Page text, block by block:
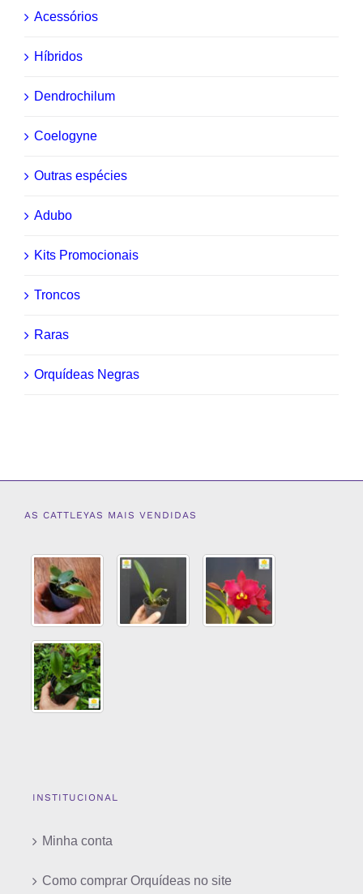
Acessórios
Híbridos
Dendrochilum
Coelogyne
Outras espécies
Adubo
Kits Promocionais
Troncos
Raras
Orquídeas Negras
AS CATTLEYAS MAIS VENDIDAS
INSTITUCIONAL
Minha conta
Como comprar Orquídeas no site